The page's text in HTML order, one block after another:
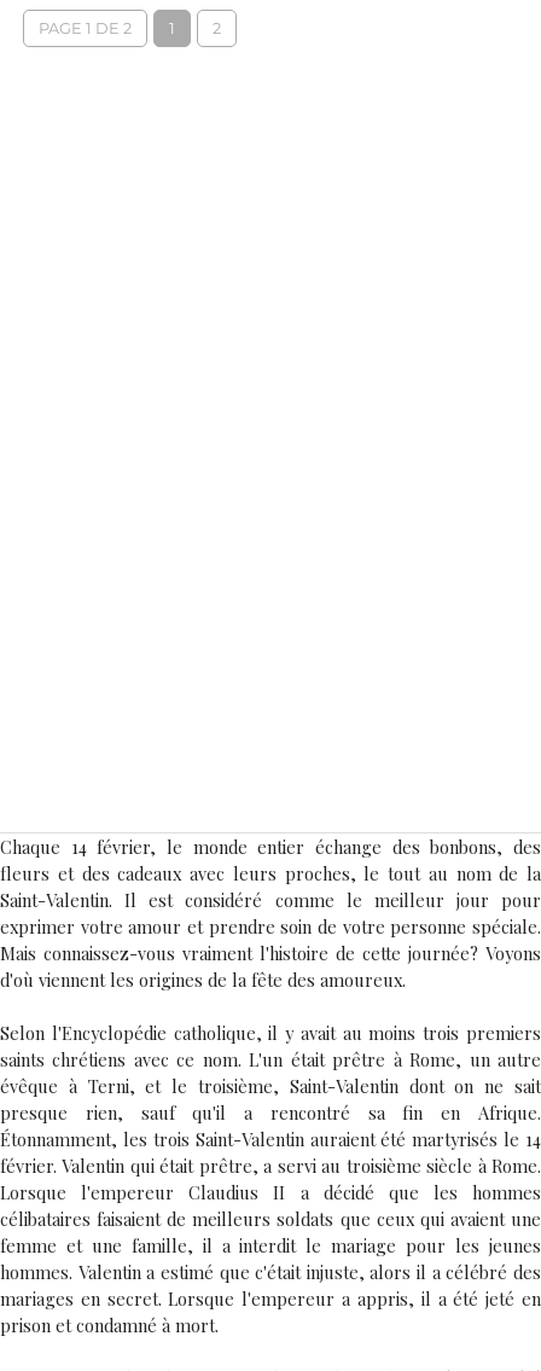
PAGE 1 DE 2 1 2
Chaque 14 février, le monde entier échange des bonbons, des
fleurs et des cadeaux avec leurs proches, le tout au nom de la
Saint-Valentin. Il est considéré comme le meilleur jour pour
exprimer votre amour et prendre soin de votre personne spéciale.
Mais connaissez-vous vraiment l'histoire de cette journée? Voyons
d'où viennent les origines de la fête des amoureux.
Selon l'Encyclopédie catholique, il y avait au moins trois premiers
saints chrétiens avec ce nom. L'un était prêtre à Rome, un autre
évêque à Terni, et le troisième, Saint-Valentin dont on ne sait
presque rien, sauf qu'il a rencontré sa fin en Afrique.
Étonnamment, les trois Saint-Valentin auraient été martyrisés le 14
février. Valentin qui était prêtre, a servi au troisième siècle à Rome.
Lorsque l'empereur Claudius II a décidé que les hommes
célibataires faisaient de meilleurs soldats que ceux qui avaient une
femme et une famille, il a interdit le mariage pour les jeunes
hommes. Valentin a estimé que c'était injuste, alors il a célébré des
mariages en secret. Lorsque l'empereur a appris, il a été jeté en
prison et condamné à mort.